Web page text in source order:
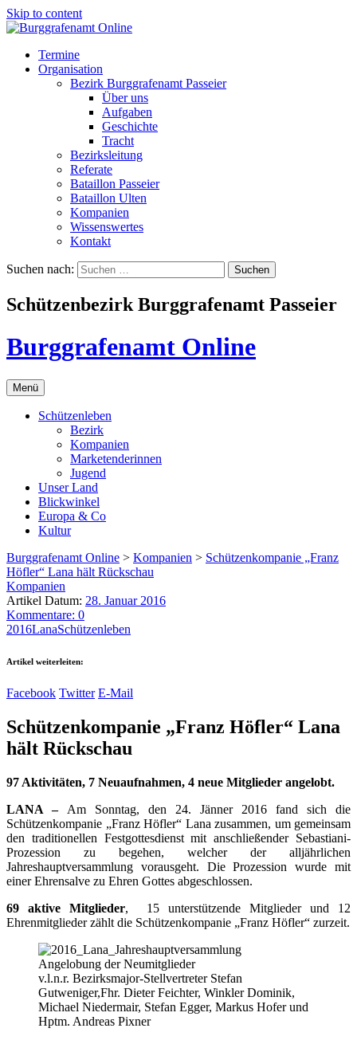
Skip to content
Termine
Organisation
Bezirk Burggrafenamt Passeier
Über uns
Aufgaben
Geschichte
Tracht
Bezirksleitung
Referate
Bataillon Passeier
Bataillon Ulten
Kompanien
Wissenswertes
Kontakt
Suchen nach:
Schützenbezirk Burggrafenamt Passeier
Burggrafenamt Online
Menü
Schützenleben
Bezirk
Kompanien
Marketenderinnen
Jugend
Unser Land
Blickwinkel
Europa & Co
Kultur
Burggrafenamt Online > Kompanien > Schützenkompanie „Franz
Höfler“ Lana hält Rückschau
Kompanien
Artikel Datum: 28. Januar 2016
Kommentare: 0
2016LanaSchützenleben
Artikel weiterleiten:
Facebook Twitter E-Mail
Schützenkompanie „Franz Höfler“ Lana
hält Rückschau
97 Aktivitäten, 7 Neuaufnahmen, 4 neue Mitglieder angelobt.
LANA –
Am Sonntag, den 24. Jänner 2016 fand sich die
Schützenkompanie „Franz Höfler“ Lana zusammen, um gemeinsam
den traditionellen Festgottesdienst mit anschließender Sebastiani-
Prozession zu begehen, welcher der alljährlichen
Jahreshauptversammlung vorausgeht. Die Prozession wurde mit
einer Ehrensalve zu Ehren Gottes abgeschlossen.
69 aktive Mitglieder, 15 unterstützende Mitglieder und 12
Ehrenmitglieder zählt die Schützenkompanie „Franz Höfler“ zurzeit.
Angelobung der Neumitglieder
v.l.n.r. Bezirksmajor-Stellvertreter Stefan
Gutweniger,Fhr. Dieter Feichter, Winkler Dominik,
Michael Niedermair, Stefan Egger, Markus Hofer und
Hptm. Andreas Pixner